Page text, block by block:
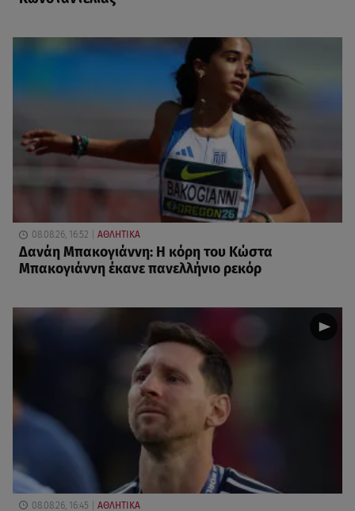
08.08.26, 16:52 ΑΘΛΗΤΙΚΑ
Δανάη Μπακογιάννη: Η κόρη του Κώστα
Μπακογιάννη έκανε πανελλήνιο ρεκόρ
08.08.26, 16:45 ΑΘΛΗΤΙΚΑ